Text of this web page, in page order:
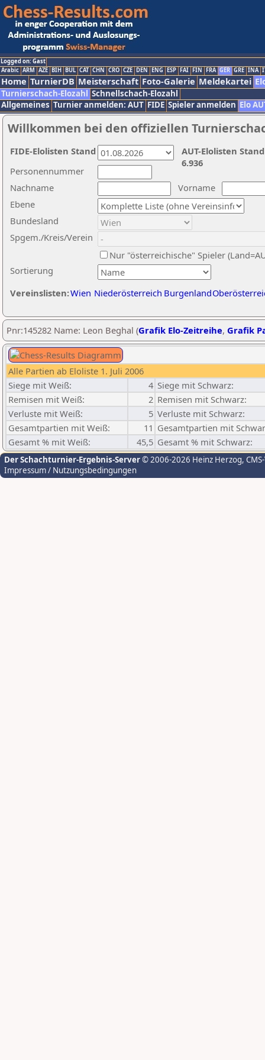
Logged on: Gast
Arabic ARM AZE BIH BUL CAT CHN CRO CZE DEN ENG ESP FAI FIN FRA GER GRE INA
Home TurnierDB Meisterschaft Foto-Galerie Meldekartei
Turnierschach-Elozahl Schnellschach-Elozahl
Allgemeines Turnier anmelden: AUT FIDE Spieler anmelden Elo
Willkommen bei den offiziellen
Nachname
Vorname
Ebene
Sortierung
Personennummer
Bundesland
Spgem./Kreis/Verein
Nur "österreichische" Spieler
Vereinslisten:Wien Niederösterreich Burgenland
AUT-Elolisten
6.936
FIDE-Elolisten Stand
Pnr:145282 Name: Leon Beghal (Grafik Elo-Zeitreihe, Grafik
Alle Partien ab Eloliste 1. Juli 2006
Siege mit Weiß:
4 Siege mit Schwarz:
Remisen mit Weiß:
2 Remisen mit Schwarz:
Verluste mit Weiß:
5 Verluste mit Schwarz:
Gesamtpartien mit Weiß:
11 Gesamtpartien mit
Gesamt % mit Weiß:
45,5 Gesamt % mit Schwarz:
Der Schachturnier-Ergebnis-Server© 2006-2026 Heinz Herzog,
Impressum / Nutzungsbedingungen